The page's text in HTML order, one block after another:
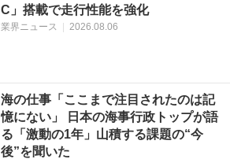
C」搭載で走行性能を強化
業界ニュース 2026.08.06
海の仕事「ここまで注目されたのは記
憶にない」 日本の海事行政トップが語
る「激動の1年」山積する課題の“今
後”を聞いた